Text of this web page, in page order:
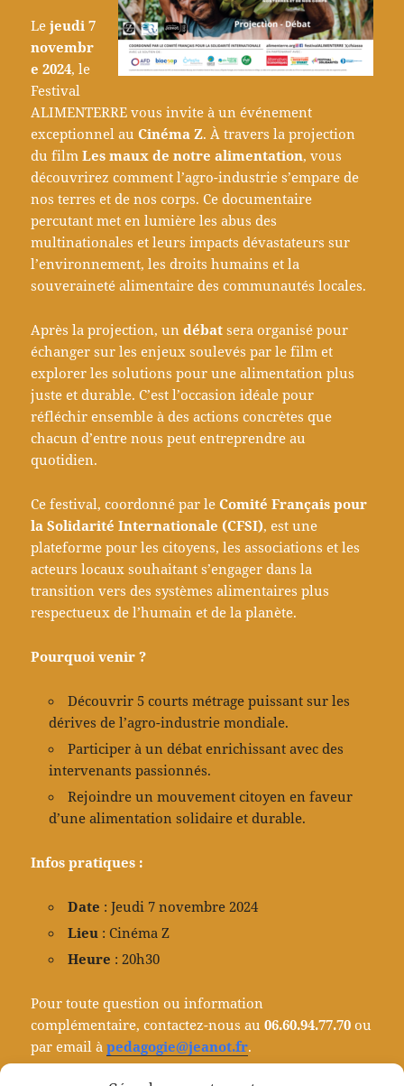
Lejeudi 7
novembr
e 2024, le
Festival
ALIMENTERRE vous invite à un événement
exceptionnel auCinéma Z. À travers la projection
du filmLes maux de notre alimentation, vous
découvrirez comment l’agro-industrie s’empare de
nos terres et de nos corps. Ce documentaire
percutant met en lumière les abus des
multinationales et leurs impacts dévastateurs sur
l’environnement, les droits humains et la
souveraineté alimentaire des communautés locales.
Après la projection, undébat sera organisé pour
échanger sur les enjeux soulevés par le film et
explorer les solutions pour une alimentation plus
juste et durable. C’est l’occasion idéale pour
réfléchir ensemble à des actions concrètes que
chacun d’entre nous peut entreprendre au
quotidien.
Ce festival, coordonné par leComité Français pour
la Solidarité Internationale (CFSI), est une
plateforme pour les citoyens, les associations et les
acteurs locaux souhaitant s’engager dans la
transition vers des systèmes alimentaires plus
respectueux de l’humain et de la planète.
Pourquoi venir ?
Découvrir 5 courts métrage puissant sur les
dérives de l’agro-industrie mondiale.
Participer à un débat enrichissant avec des
intervenants passionnés.
Rejoindre un mouvement citoyen en faveur
d’une alimentation solidaire et durable.
Infos pratiques :
Date : Jeudi 7 novembre 2024
Lieu : Cinéma Z
Heure : 20h30
Pour toute question ou information
complémentaire, contactez-nous au06.60.94.77.70 ou
par email àpedagogie@jeanot.fr.